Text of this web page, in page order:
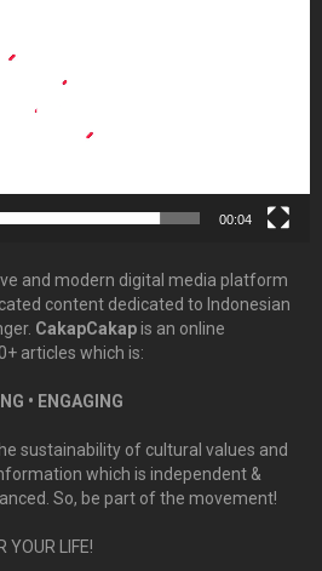
00:04
and modern digital media platform
content dedicated to Indonesian
CakapCakapis an online
articles which is:
• ENGAGING
sustainability of cultural values and
which is independent &
So, be part of the movement!
YOUR LIFE!